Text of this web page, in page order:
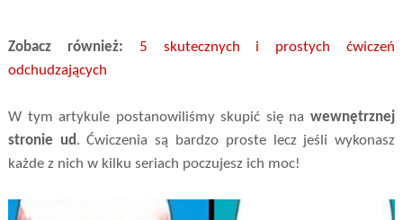
Zobacz również:
5 skutecznych i prostych ćwiczeń
odchudzających
W tym artykule postanowiliśmy skupić się nawewnętrznej
stronie ud. Ćwiczenia są bardzo proste lecz jeśli wykonasz
każde z nich w kilku seriach poczujesz ich moc!